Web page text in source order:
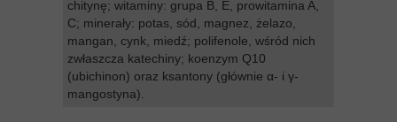
chitynę; witaminy: grupa B, E, prowitamina A,
C; minerały: potas, sód, magnez, żelazo,
mangan, cynk, miedź; polifenole, wśród nich
zwłaszcza katechiny; koenzym Q10
(ubichinon) oraz ksantony (głównie α- i γ-
mangostyna).